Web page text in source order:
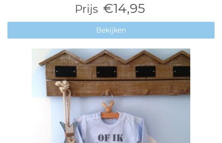
Prijs €14,95
Bekijken